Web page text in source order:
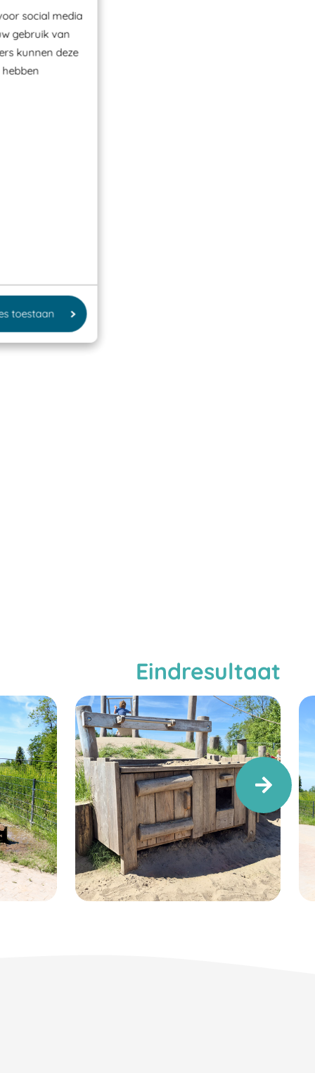
social media
gebruik van
kunnen deze
toestaan
Eindresultaat